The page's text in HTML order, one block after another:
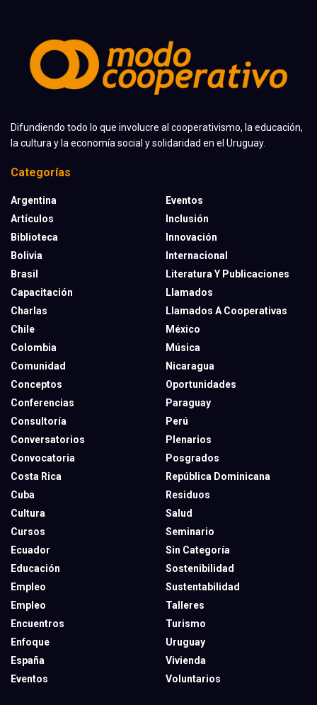
Difundiendo todo lo que involucre al cooperativismo, la educación,
la cultura y la economía social y solidaridad en el Uruguay.
Categorías
Argentina
Artículos
Biblioteca
Bolivia
Brasil
Capacitación
Charlas
Chile
Colombia
Comunidad
Conceptos
Conferencias
Consultoría
Conversatorios
Convocatoria
Costa Rica
Cuba
Cultura
Cursos
Ecuador
Educación
Empleo
Empleo
Encuentros
Enfoque
España
Eventos
Eventos
Inclusión
Innovación
Internacional
Literatura Y Publicaciones
Llamados
Llamados A Cooperativas
México
Música
Nicaragua
Oportunidades
Paraguay
Perú
Plenarios
Posgrados
República Dominicana
Residuos
Salud
Seminario
Sin Categoría
Sostenibilidad
Sustentabilidad
Talleres
Turismo
Uruguay
Vivienda
Voluntarios